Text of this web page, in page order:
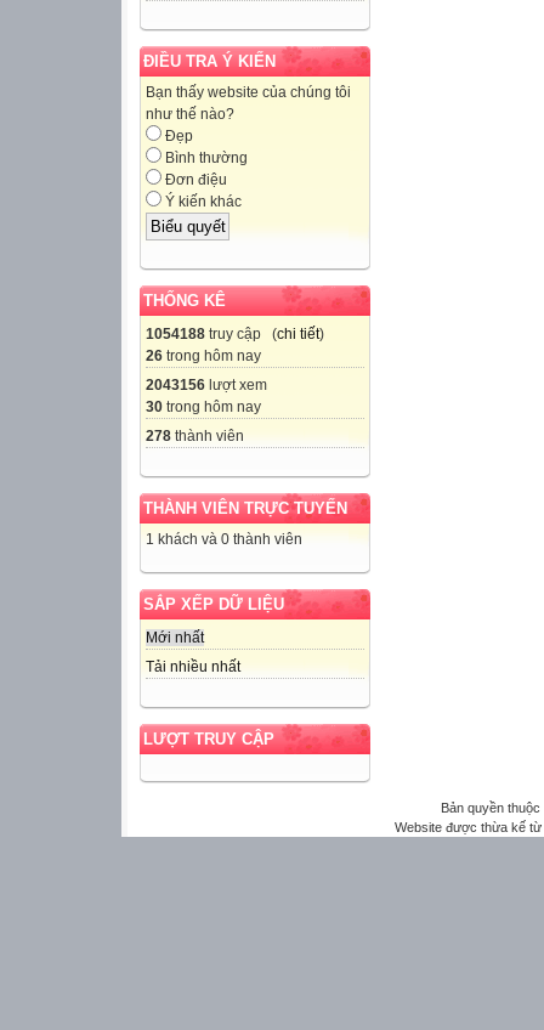
ĐIỀU TRA Ý KIẾN
Bạn thấy website của chúng tôi
như thế nào?
Đẹp
Bình thường
Đơn điệu
Ý kiến khác
THỐNG KÊ
1054188 truy cập (chi tiết)
26 trong hôm nay
2043156 lượt xem
30 trong hôm nay
278 thành viên
THÀNH VIÊN TRỰC TUYẾN
1 khách và 0 thành viên
SẮP XẾP DỮ LIỆU
Mới nhất
Tải nhiều nhất
LƯỢT TRUY CẬP
Bản quyền
Website được thừa kế từ